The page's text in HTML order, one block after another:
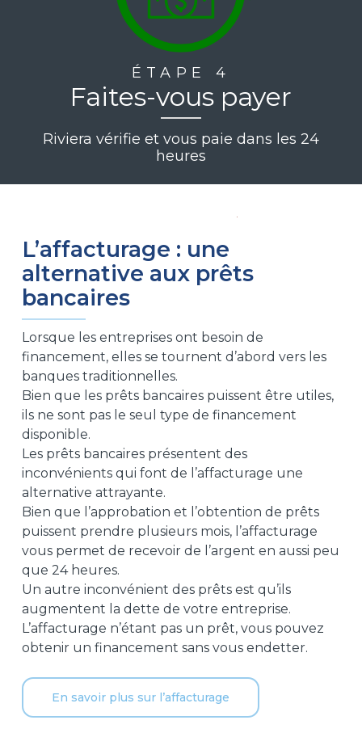
ÉTAPE 4
Faites-vous payer
Riviera vérifie et vous paie dans les 24
heures
L’affacturage : une
alternative aux prêts
bancaires
Lorsque les entreprises ont besoin de
financement, elles se tournent d’abord vers les
banques traditionnelles.
Bien que les prêts bancaires puissent être utiles,
ils ne sont pas le seul type de financement
disponible.
Les prêts bancaires présentent des
inconvénients qui font de l’affacturage une
alternative attrayante.
Bien que l’approbation et l’obtention de prêts
puissent prendre plusieurs mois, l’affacturage
vous permet de recevoir de l’argent en aussi peu
que 24 heures.
Un autre inconvénient des prêts est qu’ils
augmentent la dette de votre entreprise.
L’affacturage n’étant pas un prêt, vous pouvez
obtenir un financement sans vous endetter.
En savoir plus sur l’affacturage